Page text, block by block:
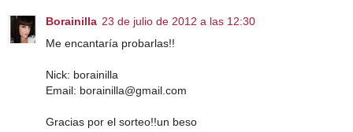
Borainilla 23 de julio de 2012 a las 12:30
Me encantaría probarlas!!
Nick: borainilla
Email: borainilla@gmail.com
Gracias por el sorteo!!un beso